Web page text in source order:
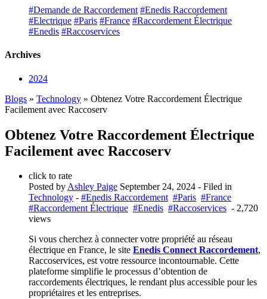
#Demande de Raccordement #Enedis Raccordement
#Electrique #Paris #France #Raccordement Électrique
#Enedis #Raccoservices
Archives
2024
Blogs » Technology » Obtenez Votre Raccordement Électrique
Facilement avec Raccoserv
Obtenez Votre Raccordement Électrique
Facilement avec Raccoserv
click to rate
Posted byAshley Paige September 24, 2024 - Filed in
Technology - #Enedis Raccordement #Paris #France
#Raccordement Électrique #Enedis #Raccoservices - 2,720
views
Si vous cherchez à connecter votre propriété au réseau
électrique en France, le site Enedis Connect Raccordement,
Raccoservices, est votre ressource incontournable. Cette
plateforme simplifie le processus d’obtention de
raccordements électriques, le rendant plus accessible pour les
propriétaires et les entreprises.